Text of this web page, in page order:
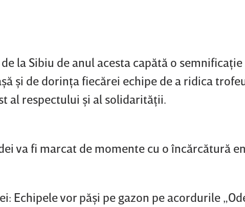
la Sibiu de anul acesta capătă o
şi de dorinţa fiecărei echipe de a ridica
al respectului şi al solidarităţii.
va fi marcat de momente cu o încărcătură
Echipele vor păşi pe gazon pe acordurile